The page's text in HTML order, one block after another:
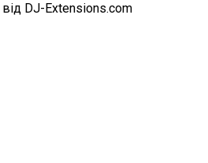
від DJ-Extensions.com